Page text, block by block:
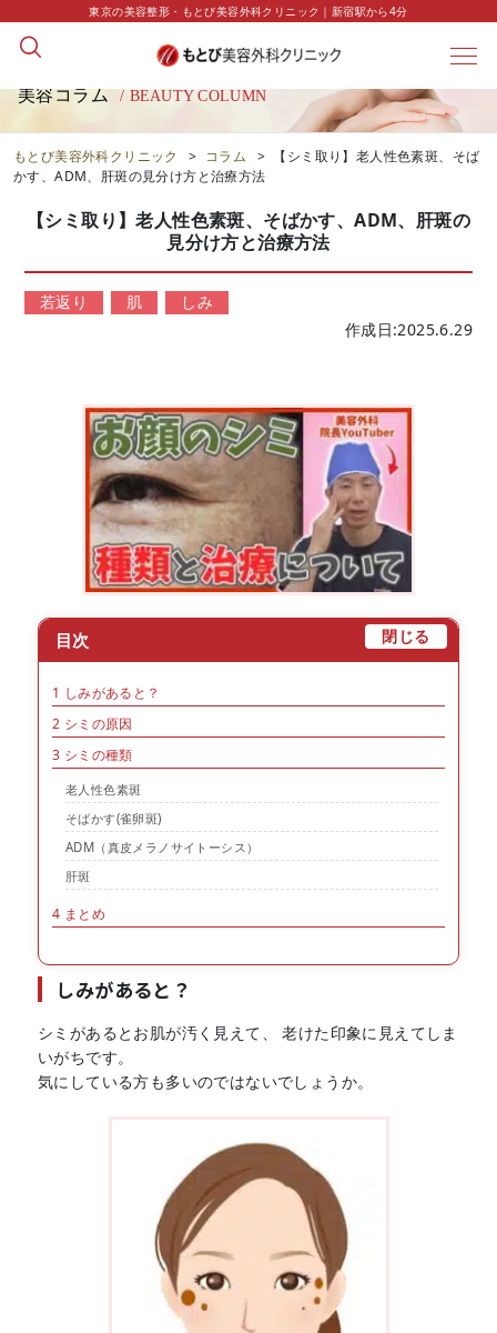
東京の美容整形・もとび美容外科クリニック｜新宿駅から4分
美容コラム / BEAUTY COLUMN
もとび美容外科クリニック > コラム >
【シミ取り】老人性色素斑、そば
かす、ADM、肝斑の見分け方と治療方法
【シミ取り】老人性色素斑、そばかす、ADM、肝斑の
見分け方と治療方法
若返り 肌 しみ
作成日:2025.6.29
目次 [ 閉じる ]
1 しみがあると？
2 シミの原因
3 シミの種類
老人性色素斑
そばかす(雀卵斑)
ADM（真皮メラノサイトーシス）
肝斑
4 まとめ
しみがあると？
シミがあるとお肌が汚く見えて、 老けた印象に見えてしま
いがちです。
気にしている方も多いのではないでしょうか。